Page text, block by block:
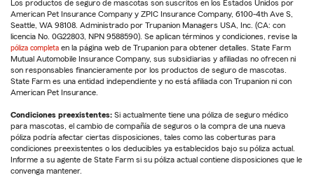
Los productos de seguro de mascotas son suscritos en los Estados Unidos por
American Pet Insurance Company y ZPIC Insurance Company, 6100-4th Ave S,
Seattle, WA 98108. Administrado por Trupanion Managers USA, Inc. (CA: con
licencia No. 0G22803, NPN 9588590). Se aplican términos y condiciones, revise la
póliza completa en la página web de Trupanion para obtener detalles. State Farm
Mutual Automobile Insurance Company, sus subsidiarias y afiliadas no ofrecen ni
son responsables financieramente por los productos de seguro de mascotas.
State Farm es una entidad independiente y no está afiliada con Trupanion ni con
American Pet Insurance.
Condiciones preexistentes: Si actualmente tiene una póliza de seguro médico
para mascotas, el cambio de compañía de seguros o la compra de una nueva
póliza podría afectar ciertas disposiciones, tales como las coberturas para
condiciones preexistentes o los deducibles ya establecidos bajo su póliza actual.
Informe a su agente de State Farm si su póliza actual contiene disposiciones que le
convenga mantener.